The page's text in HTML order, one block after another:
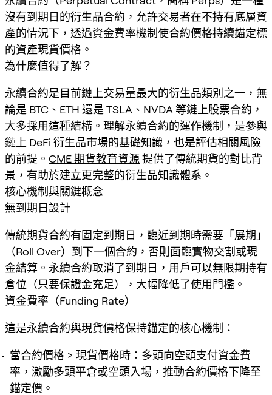
沒有到期日的衍生品合約，允許交易者在不持有底層資
產的情況下，透過資金費率機制使合約價格持續錨定標
的資產現貨價格。
為什麼值得了解？
永續合約是目前鏈上交易量最大的衍生品類別之一，無
論是 BTC、ETH 還是 TSLA、NVDA 等鏈上股票合約，
大多採用這種結構。理解永續合約的運作機制，是參與
鏈上 DeFi 衍生品市場的基礎知識，也是評估相關風險
的前提。 CME 期貨教育資源提供了傳統期貨的對比背
景，有助於建立更完整的衍生品知識體系。
核心機制與關鍵概念
無到期日設計
傳統期貨合約有固定到期日，臨近到期時需要「展期」
（Roll Over）到下一個合約，否則面臨實物交割或現
金結算。永續合約取消了到期日，用戶可以無限期持有
倉位（只要保證金充足），大幅降低了使用門檻。
資金費率（Funding Rate）
這是永續合約與現貨價格保持錨定的核心機制：
當合約價格 > 現貨價格時：多頭向空頭支付資金費
率，激勵多頭平倉或空頭入場，推動合約價格下降至
錨定價。